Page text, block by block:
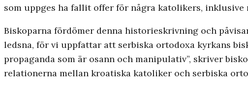
som uppges ha fallit offer för några katolikers,
Biskoparna fördömer denna historieskrivning och
ledsna, för vi uppfattar att serbiska ortodoxa kyrkans
propaganda som är osann och manipulativ”, skriver
relationerna mellan kroatiska katoliker och serbiska